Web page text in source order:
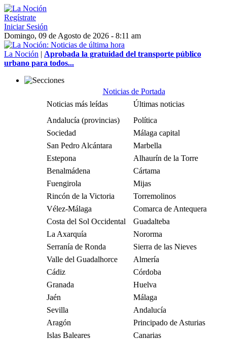
Regístrate
Iniciar Sesión
Domingo, 09 de Agosto de 2026 - 8:11 am
La Noción | Aprobada la gratuidad del transporte público
urbano para todos...
Noticias de Portada
Noticias más leídas
Últimas noticias
Andalucía (provincias)
Política
Sociedad
Málaga capital
San Pedro Alcántara
Marbella
Estepona
Alhaurín de la Torre
Benalmádena
Cártama
Fuengirola
Mijas
Rincón de la Victoria
Torremolinos
Vélez-Málaga
Comarca de Antequera
Costa del Sol Occidental
Guadalteba
La Axarquía
Nororma
Serranía de Ronda
Sierra de las Nieves
Valle del Guadalhorce
Almería
Cádiz
Córdoba
Granada
Huelva
Jaén
Málaga
Sevilla
Andalucía
Aragón
Principado de Asturias
Islas Baleares
Canarias